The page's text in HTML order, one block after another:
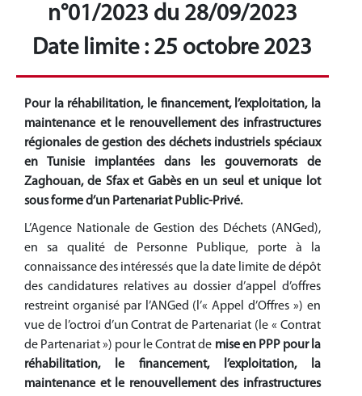
n°01/2023 du 28/09/2023
Date limite : 25 octobre 2023
Pour la réhabilitation, le financement, l’exploitation, la
maintenance et le renouvellement des infrastructures
régionales de gestion des déchets industriels spéciaux
en Tunisie implantées dans les gouvernorats de
Zaghouan, de Sfax et Gabès en un seul et unique lot
sous forme d’un Partenariat Public-Privé.
L’Agence Nationale de Gestion des Déchets (ANGed),
en sa qualité de Personne Publique, porte à la
connaissance des intéressés que la date limite de dépôt
des candidatures relatives au dossier d’appel d’offres
restreint organisé par l’ANGed (l’« Appel d’Offres ») en
vue de l’octroi d’un Contrat de Partenariat (le « Contrat
de Partenariat ») pour le Contrat de mise en PPP pour la
réhabilitation, le financement, l’exploitation, la
maintenance et le renouvellement des infrastructures